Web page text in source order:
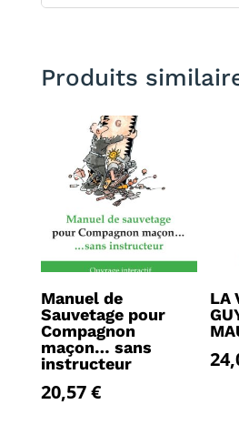
Produits
Manuel de
Sauvetage pour
Compagnon
maçon… sans
instructeur
20,57€
LA